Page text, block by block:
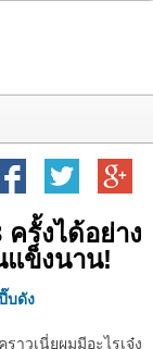
รั้งได้อย่าง
แข็งนาน!
บดัง
าวเนี่ยผมมีอะไรเจ๋ง